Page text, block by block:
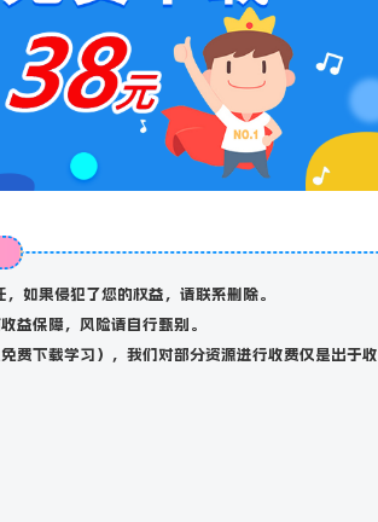
如果侵犯了您的权益，请联系删除。
益保障，风险请自行甄别。
费下载学习），我们对部分资源进行收费仅是出于收